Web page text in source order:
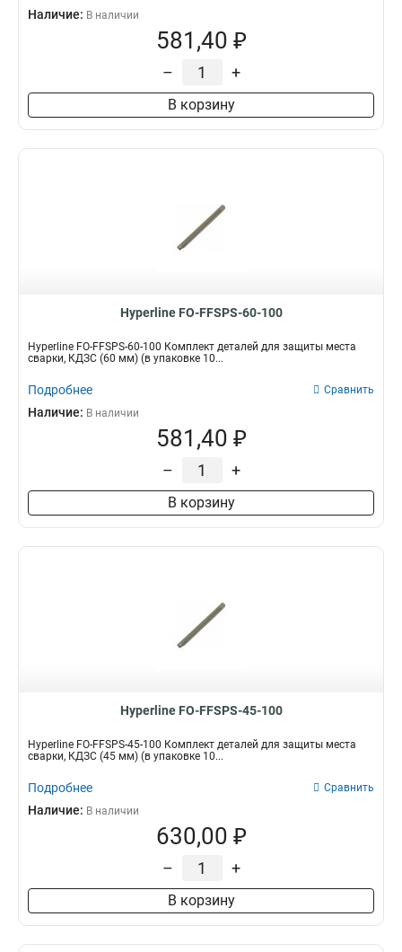
Наличие: В наличии
581,40 ₽
– +
В корзину
Hyperline FO-FFSPS-60-100
Hyperline FO-FFSPS-60-100 Комплект деталей для защиты места
сварки, КДЗС (60 мм) (в упаковке 10...
Подробнее Сравнить
Наличие: В наличии
581,40 ₽
– +
В корзину
Hyperline FO-FFSPS-45-100
Hyperline FO-FFSPS-45-100 Комплект деталей для защиты места
сварки, КДЗС (45 мм) (в упаковке 10...
Подробнее Сравнить
Наличие: В наличии
630,00 ₽
– +
В корзину